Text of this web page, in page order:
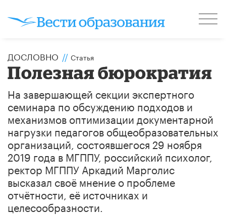
ДОСЛОВНО // Статья
Полезная бюрократия
На завершающей секции экспертного
семинара по обсуждению подходов и
механизмов оптимизации документарной
нагрузки педагогов общеобразовательных
организаций, состоявшегося 29 ноября
2019 года в МГППУ, российский психолог,
ректор МГППУ Аркадий Марголис
высказал своё мнение о проблеме
отчётности, её источниках и
целесообразности.